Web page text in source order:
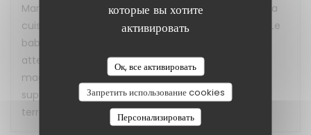
которые вы хотите
активировать
Ок, все активировать
Запретить использование cookies
Персонализировать
Marais, loin de l’agitation et des pièges à touristes. La
cuisine est toujours aussi délicieuse et généreuse (Le
baba aux fraises était à tomber) et le service aussi
attentionné. Ce restaurant est de surcroìt and
magnifique initiative humaine : une raison
supplémentaire de venir y déjeuner ou dîner (en
terrasse en saison)